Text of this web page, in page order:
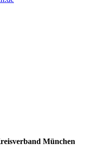
München